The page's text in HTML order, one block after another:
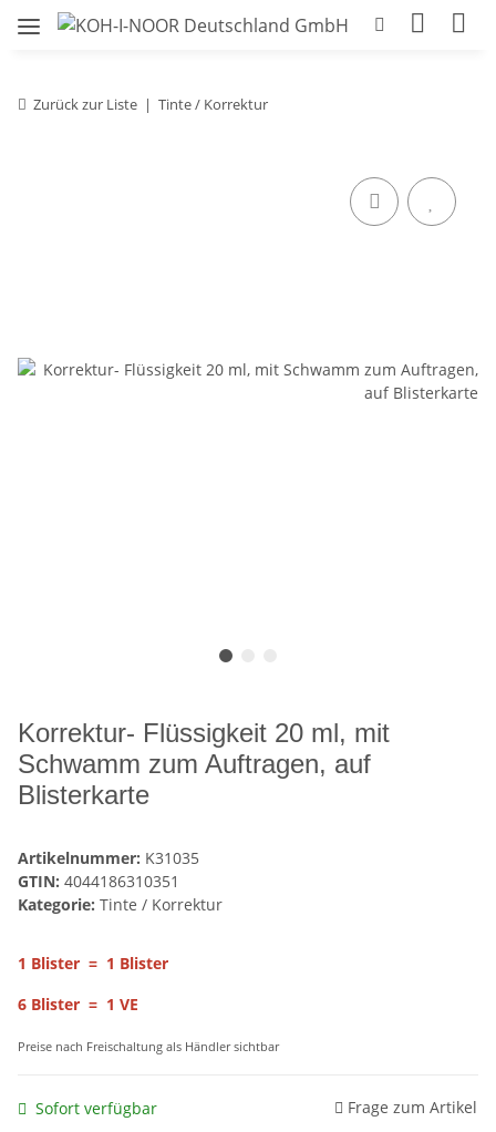
Zurück zur Liste Tinte / Korrektur
Korrektur- Flüssigkeit 20 ml, mit
Schwamm zum Auftragen, auf
Blisterkarte
Artikelnummer: K31035
GTIN: 4044186310351
Kategorie: Tinte / Korrektur
1 Blister = 1 Blister
6 Blister = 1 VE
Preise nach Freischaltung als Händler sichtbar
Sofort verfügbar Frage zum Artikel